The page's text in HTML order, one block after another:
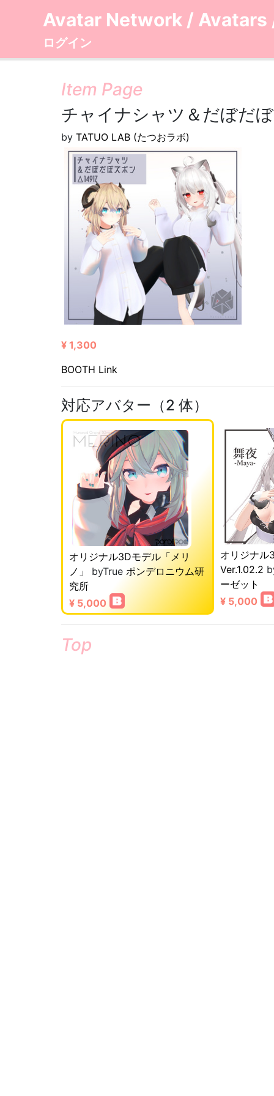
Avatar Network / Avatars
ログイン
Item Page
チャイナシャツ＆だぼだ
by TATUO LAB (たつおラボ)
¥ 1,300
BOOTH Link
対応アバター（2 体）
オリジナル3Dモデル「メリ
ノ」
byTrue ポンデロニウム研
究所
¥ 5,000
オリジナル
Ver.1.02.2
ーゼット
¥ 5,000
Top